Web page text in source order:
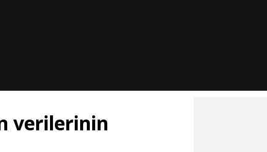
verilerinin